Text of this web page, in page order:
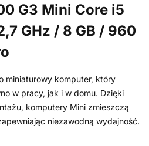
G3 Mini Core i5
GHz / 8 GB / 960
miniaturowy komputer, który
w pracy, jak i w domu. Dzięki
komputery Mini zmieszczą
niezawodną wydajność.